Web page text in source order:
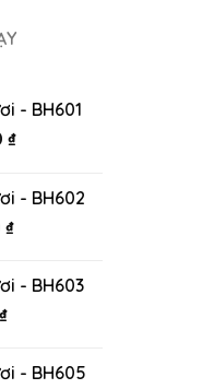
- BH601
₫
- BH602
₫
- BH603
₫
- BH605